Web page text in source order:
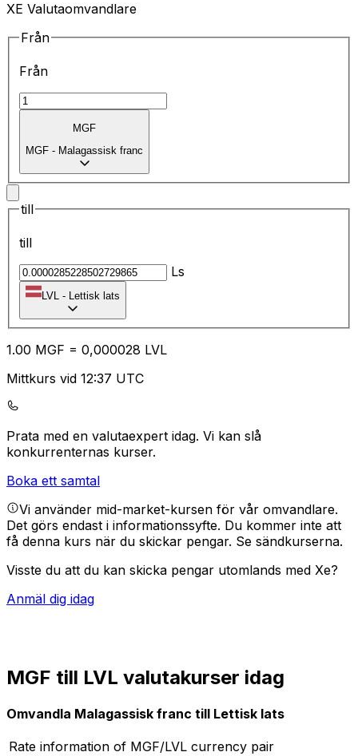
XE Valutaomvandlare
Från
Från
MGF
MGF - Malagassisk franc
till
till
Ls
LVL - Lettisk lats
1.00 MGF = 0,000028 LVL
Mittkurs vid 12:37 UTC
Prata med en valutaexpert idag. Vi kan slå
konkurrenternas kurser.
Boka ett samtal
Vi använder mid-market-kursen för vår omvandlare.
Det görs endast i informationssyfte. Du kommer inte att
få denna kurs när du skickar pengar. Se sändkurserna.
Visste du att du kan skicka pengar utomlands med Xe?
Anmäl dig idag
MGF till LVL valutakurser idag
Omvandla Malagassisk franc till Lettisk lats
Rate information of MGF/LVL currency pair